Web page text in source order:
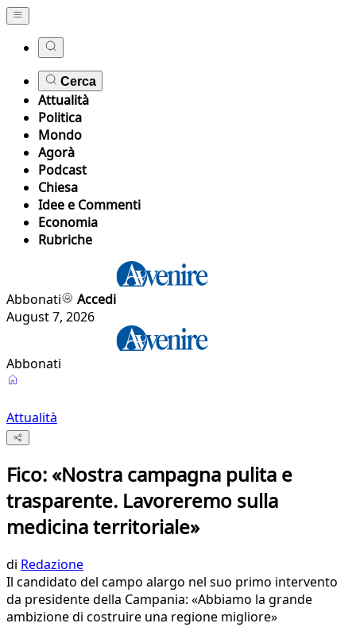
Cerca
Attualità
Politica
Mondo
Agorà
Podcast
Chiesa
Idee e Commenti
Economia
Rubriche
Abbonati
Accedi
August 7, 2026
Abbonati
Attualità
Fico: «Nostra campagna pulita e
trasparente. Lavoreremo sulla
medicina territoriale»
di Redazione
Il candidato del campo alargo nel suo primo intervento
da presidente della Campania: «Abbiamo la grande
ambizione di costruire una regione migliore»